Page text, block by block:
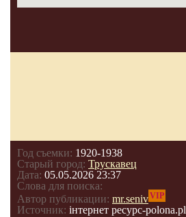
Год съемки: 1920-1938
Старый город: Трускавец
Дата: 05.05.2026 23:37
Слова для поиска:
Автор публикации: mr.senivVIP
Источник: інтернет ресурс-роlona.pl